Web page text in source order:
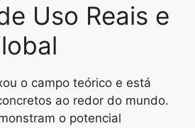
Uso Reais e
o campo teórico e está
ao redor do mundo.
o potencial